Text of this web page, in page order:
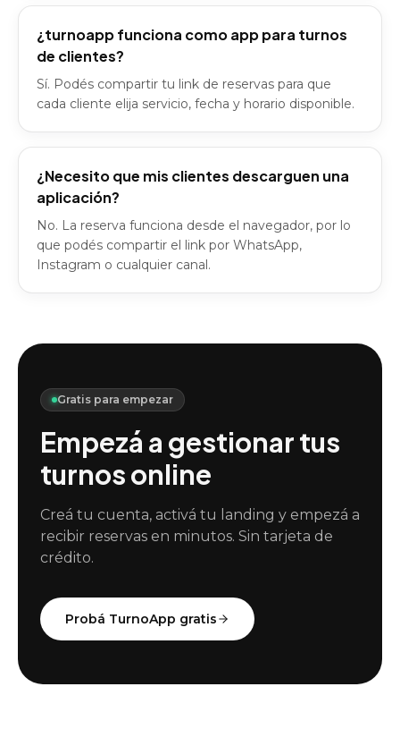
¿turnoapp funciona como app para turnos
de clientes?
Sí. Podés compartir tu link de reservas para que
cada cliente elija servicio, fecha y horario disponible.
¿Necesito que mis clientes descarguen una
aplicación?
No. La reserva funciona desde el navegador, por lo
que podés compartir el link por WhatsApp,
Instagram o cualquier canal.
Gratis para empezar
Empezá a gestionar tus
turnos online
Creá tu cuenta, activá tu landing y empezá a
recibir reservas en minutos. Sin tarjeta de
crédito.
Probá TurnoApp gratis